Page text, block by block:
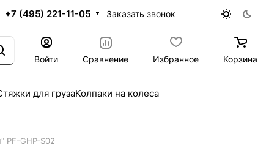
+7 (495) 221-11-05 Заказать звонок
Войти
Сравнение Избранное Корзина
для грузаКолпаки на колеса
PF-GHP-S02